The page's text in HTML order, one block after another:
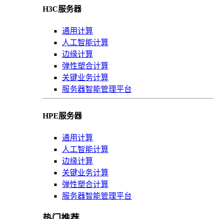
H3C服务器
通用计算
人工智能计算
边缘计算
弹性塑合计算
关键业务计算
服务器智能管理平台
HPE服务器
通用计算
人工智能计算
边缘计算
关键业务计算
弹性塑合计算
服务器智能管理平台